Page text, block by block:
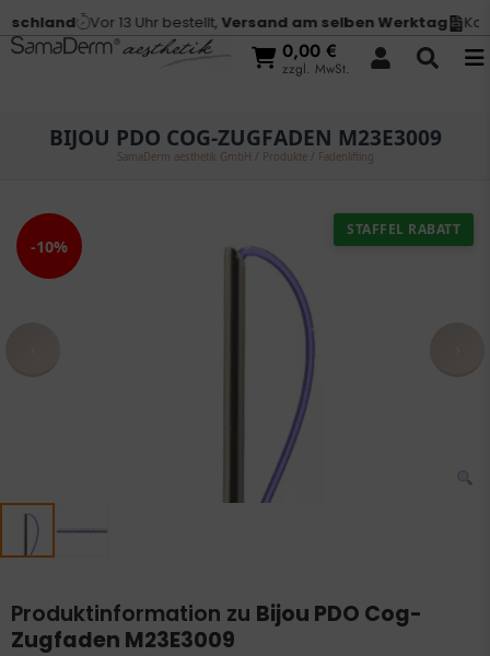
Vor 13 Uhr bestellt,Versand am selben Werktag Kauf
0,00 €
zzgl. MwSt.
BIJOU PDO COG-ZUGFADEN M23E3009
SamaDerm aesthetik GmbH Produkte/ Fadenlifting
-10%
STAFFEL RABATT
Produktinformation zu Bijou PDO Cog-
Zugfaden M23E3009